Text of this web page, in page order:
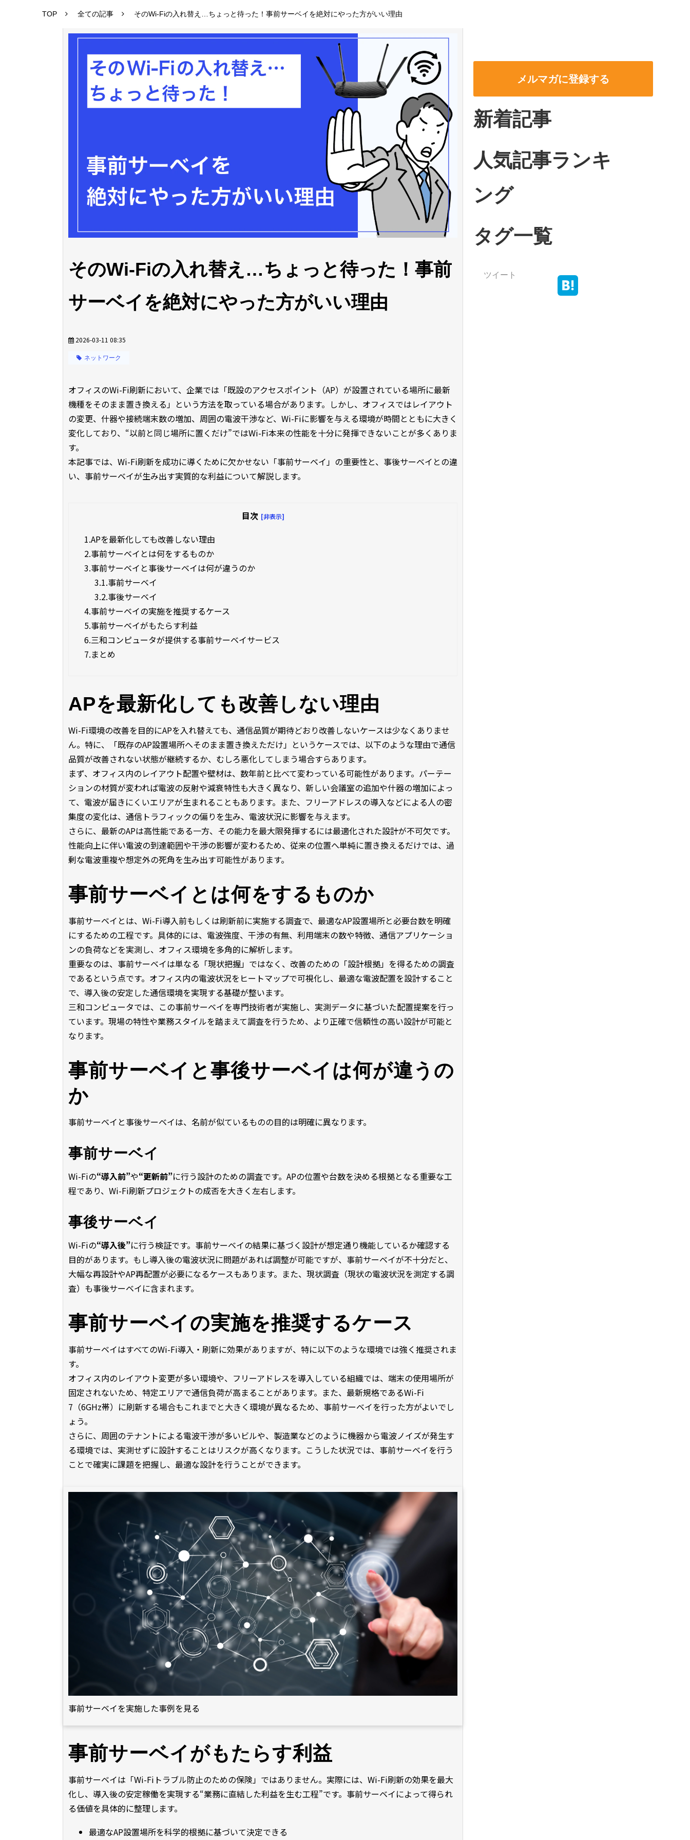
TOP 全ての記事 そのWi-Fiの入れ替え…ちょっと待った！事前サーベイを絶対にやった方がいい理由
そのWi-Fiの入れ替え…ちょっと待った！事前
サーベイを絶対にやった方がいい理由
2026-03-11 08:35
ネットワーク
オフィスのWi-Fi刷新において、企業では「既設のアクセスポイント（AP）が設置されている場所に最新
機種をそのまま置き換える」という方法を取っている場合があります。しかし、オフィスではレイアウト
の変更、什器や接続端末数の増加、周囲の電波干渉など、Wi-Fiに影響を与える環境が時間とともに大きく
変化しており、“以前と同じ場所に置くだけ”ではWi-Fi本来の性能を十分に発揮できないことが多くありま
す。
本記事では、Wi-Fi刷新を成功に導くために欠かせない「事前サーベイ」の重要性と、事後サーベイとの違
い、事前サーベイが生み出す実質的な利益について解説します。
目次 [非表示]
1.APを最新化しても改善しない理由
2.事前サーベイとは何をするものか
3.事前サーベイと事後サーベイは何が違うのか
3.1.事前サーベイ
3.2.事後サーベイ
4.事前サーベイの実施を推奨するケース
5.事前サーベイがもたらす利益
6.三和コンピュータが提供する事前サーベイサービス
7.まとめ
APを最新化しても改善しない理由
Wi-Fi環境の改善を目的にAPを入れ替えても、通信品質が期待どおり改善しないケースは少なくありませ
ん。特に、「既存のAP設置場所へそのまま置き換えただけ」というケースでは、以下のような理由で通信
品質が改善されない状態が継続するか、むしろ悪化してしまう場合すらあります。
まず、オフィス内のレイアウト配置や壁材は、数年前と比べて変わっている可能性があります。パーテー
ションの材質が変われば電波の反射や減衰特性も大きく異なり、新しい会議室の追加や什器の増加によっ
て、電波が届きにくいエリアが生まれることもあります。また、フリーアドレスの導入などによる人の密
集度の変化は、通信トラフィックの偏りを生み、電波状況に影響を与えます。
さらに、最新のAPは高性能である一方、その能力を最大限発揮するには最適化された設計が不可欠です。
性能向上に伴い電波の到達範囲や干渉の影響が変わるため、従来の位置へ単純に置き換えるだけでは、過
剰な電波重複や想定外の死角を生み出す可能性があります。
事前サーベイとは何をするものか
事前サーベイとは、Wi-Fi導入前もしくは刷新前に実施する調査で、最適なAP設置場所と必要台数を明確
にするための工程です。具体的には、電波強度、干渉の有無、利用端末の数や特徴、通信アプリケーショ
ンの負荷などを実測し、オフィス環境を多角的に解析します。
重要なのは、事前サーベイは単なる「現状把握」ではなく、改善のための「設計根拠」を得るための調査
であるという点です。オフィス内の電波状況をヒートマップで可視化し、最適な電波配置を設計すること
で、導入後の安定した通信環境を実現する基礎が整います。
三和コンピュータでは、この事前サーベイを専門技術者が実施し、実測データに基づいた配置提案を行っ
ています。現場の特性や業務スタイルを踏まえて調査を行うため、より正確で信頼性の高い設計が可能と
なります。
事前サーベイと事後サーベイは何が違うの
か
事前サーベイと事後サーベイは、名前が似ているものの目的は明確に異なります。
事前サーベイ
Wi-Fiの“導入前”や“更新前”に行う設計のための調査です。APの位置や台数を決める根拠となる重要な工
程であり、Wi-Fi刷新プロジェクトの成否を大きく左右します。
事後サーベイ
Wi-Fiの“導入後”に行う検証です。事前サーベイの結果に基づく設計が想定通り機能しているか確認する
目的があります。もし導入後の電波状況に問題があれば調整が可能ですが、事前サーベイが不十分だと、
大幅な再設計やAP再配置が必要になるケースもあります。また、現状調査（現状の電波状況を測定する調
査）も事後サーベイに含まれます。
事前サーベイの実施を推奨するケース
事前サーベイはすべてのWi-Fi導入・刷新に効果がありますが、特に以下のような環境では強く推奨されま
す。
オフィス内のレイアウト変更が多い環境や、フリーアドレスを導入している組織では、端末の使用場所が
固定されないため、特定エリアで通信負荷が高まることがあります。また、最新規格であるWi-Fi
7（6GHz帯）に刷新する場合もこれまでと大きく環境が異なるため、事前サーベイを行った方がよいでし
ょう。
さらに、周囲のテナントによる電波干渉が多いビルや、製造業などのように機器から電波ノイズが発生す
る環境では、実測せずに設計することはリスクが高くなります。こうした状況では、事前サーベイを行う
ことで確実に課題を把握し、最適な設計を行うことができます。
事前サーベイを実施した事例を見る
事前サーベイがもたらす利益
事前サーベイは「Wi-Fiトラブル防止のための保険」ではありません。実際には、Wi-Fi刷新の効果を最大
化し、導入後の安定稼働を実現する“業務に直結した利益を生む工程”です。事前サーベイによって得られ
る価値を具体的に整理します。
最適なAP設置場所を科学的根拠に基づいて決定できる
メルマガに登録する
新着記事
人気記事ランキ
ング
タグ一覧
ツイート